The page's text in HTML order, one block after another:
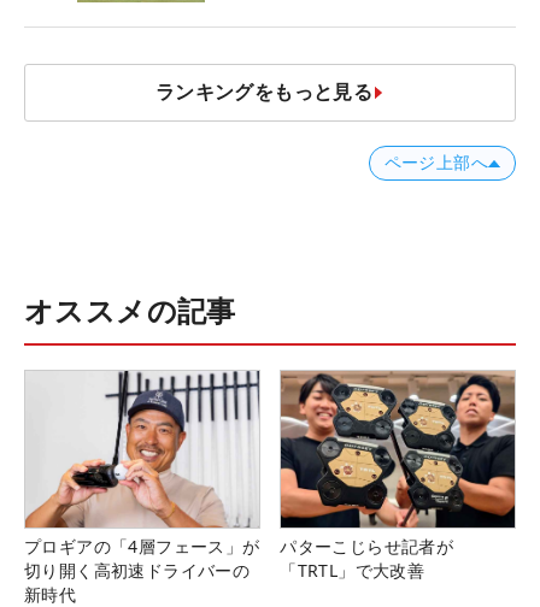
ランキングをもっと見る
ページ上部へ
オススメの記事
プロギアの「4層フェース」が
切り開く高初速ドライバーの
新時代
パターこじらせ記者が
「TRTL」で大改善